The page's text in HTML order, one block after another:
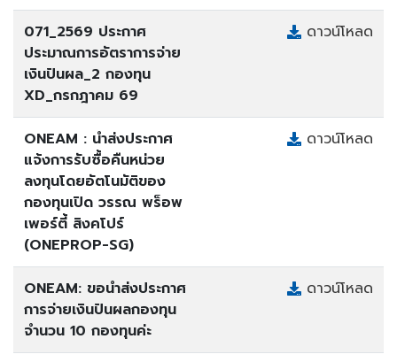
071_2569 ประกาศ
ประมาณการอัตราการจ่าย
เงินปันผล_2 กองทุน
XD_กรกฎาคม 69
ดาวน์โหลด
ONEAM : นำส่งประกาศ
แจ้งการรับซื้อคืนหน่วย
ลงทุนโดยอัตโนมัติของ
กองทุนเปิด วรรณ พร็อพ
เพอร์ตี้ สิงคโปร์
(ONEPROP-SG)
ดาวน์โหลด
ONEAM: ขอนำส่งประกาศ
การจ่ายเงินปันผลกองทุน
จำนวน 10 กองทุนค่ะ
ดาวน์โหลด